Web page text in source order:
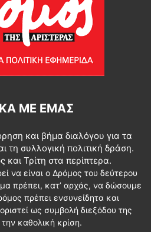
ΜΕ ΕΜΆΣ
και βήμα διαλόγου για τα
τη συλλογική πολιτική δράση.
Τρίτη στα περίπτερα.
να είναι ο Δρόμος του δεύτερου
πρέπει, κατ’ αρχάς, να δώσουμε
πρέπει ενσυνείδητα και
ως συμβολή διεξόδου της
καθολική κρίση.